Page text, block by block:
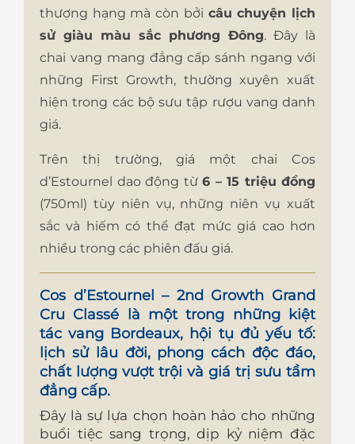
thượng hạng mà còn bởi câu chuyện lịch
sử giàu màu sắc phương Đông. Đây là
chai vang mang đẳng cấp sánh ngang với
những First Growth, thường xuyên xuất
hiện trong các bộ sưu tập rượu vang danh
giá.
Trên thị trường, giá một chai Cos
d’Estournel dao động từ 6 – 15 triệu đồng
(750ml) tùy niên vụ, những niên vụ xuất
sắc và hiếm có thể đạt mức giá cao hơn
nhiều trong các phiên đấu giá.
Cos d’Estournel – 2nd Growth Grand
Cru Classé là một trong những kiệt
tác vang Bordeaux, hội tụ đủ yếu tố:
lịch sử lâu đời, phong cách độc đáo,
chất lượng vượt trội và giá trị sưu tầm
đẳng cấp.
Đây là sự lựa chọn hoàn hảo cho những
buổi tiệc sang trọng, dịp kỷ niệm đặc